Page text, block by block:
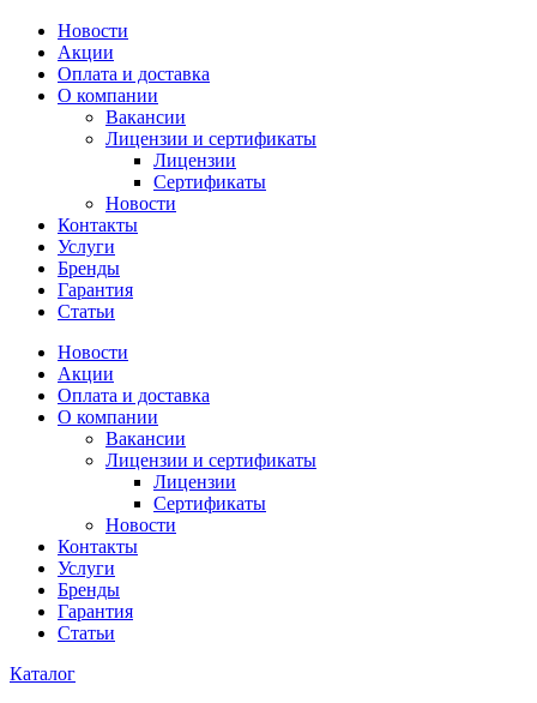
Новости
Акции
Оплата и доставка
О компании
Вакансии
Лицензии и сертификаты
Лицензии
Сертификаты
Новости
Контакты
Услуги
Бренды
Гарантия
Статьи
Новости
Акции
Оплата и доставка
О компании
Вакансии
Лицензии и сертификаты
Лицензии
Сертификаты
Новости
Контакты
Услуги
Бренды
Гарантия
Статьи
Каталог